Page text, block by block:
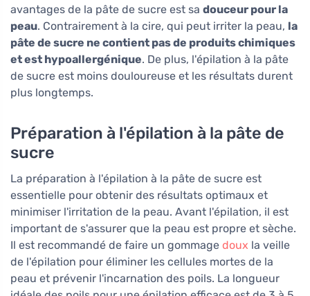
avantages de la pâte de sucre est sa douceur pour la
peau. Contrairement à la cire, qui peut irriter la peau, la
pâte de sucre ne contient pas de produits chimiques
et est hypoallergénique. De plus, l'épilation à la pâte
de sucre est moins douloureuse et les résultats durent
plus longtemps.
Préparation à l'épilation à la pâte de
sucre
La préparation à l'épilation à la pâte de sucre est
essentielle pour obtenir des résultats optimaux et
minimiser l'irritation de la peau. Avant l'épilation, il est
important de s'assurer que la peau est propre et sèche.
Il est recommandé de faire un gommage doux la veille
de l'épilation pour éliminer les cellules mortes de la
peau et prévenir l'incarnation des poils. La longueur